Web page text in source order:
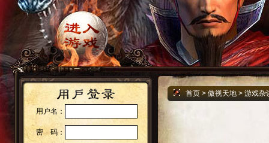
用户名：
密 码：
首页 > 傲视天地 > 游戏杂